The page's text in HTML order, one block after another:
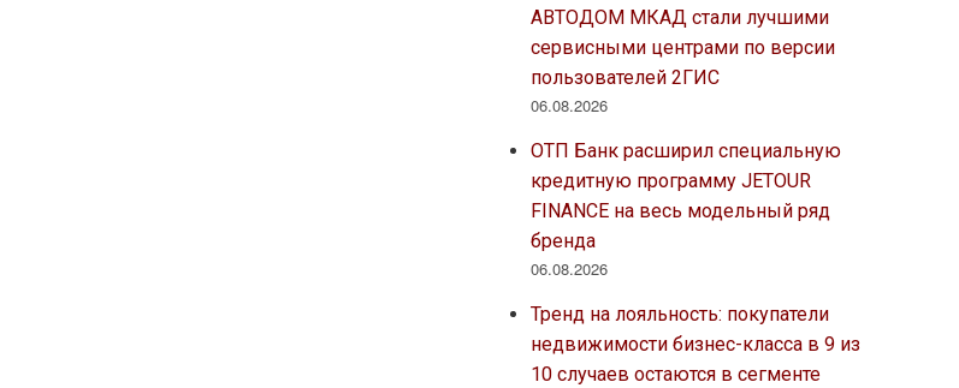
АВТОДОМ МКАД стали лучшими
сервисными центрами по версии
пользователей 2ГИС
06.08.2026
ОТП Банк расширил специальную
кредитную программу JETOUR
FINANCE на весь модельный ряд
бренда
06.08.2026
Тренд на лояльность: покупатели
недвижимости бизнес-класса в 9 из
10 случаев остаются в сегменте